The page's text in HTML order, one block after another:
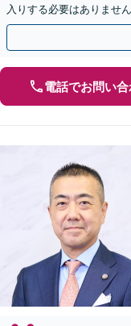
入りする必要はありませ
予約は24時間受付。【初
電話でお問い合